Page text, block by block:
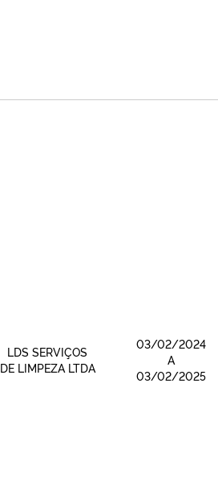
LDS SERVIÇOS
DE LIMPEZA LTDA
03/02/2024
A
03/02/2025